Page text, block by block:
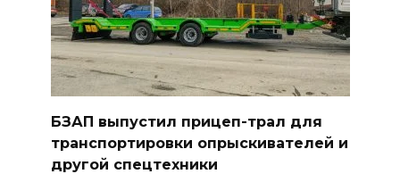
БЗАП выпустил прицеп-трал для
транспортировки опрыскивателей и
другой спецтехники